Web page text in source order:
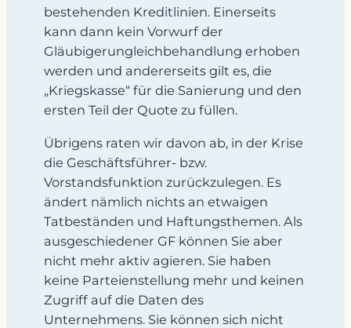
bestehenden Kreditlinien. Einerseits
kann dann kein Vorwurf der
Gläubigerungleichbehandlung erhoben
werden und andererseits gilt es, die
„Kriegskasse“ für die Sanierung und den
ersten Teil der Quote zu füllen.
Übrigens raten wir davon ab, in der Krise
die Geschäftsführer- bzw.
Vorstandsfunktion zurückzulegen. Es
ändert nämlich nichts an etwaigen
Tatbeständen und Haftungsthemen. Als
ausgeschiedener GF können Sie aber
nicht mehr aktiv agieren. Sie haben
keine Parteienstellung mehr und keinen
Zugriff auf die Daten des
Unternehmens. Sie können sich nicht